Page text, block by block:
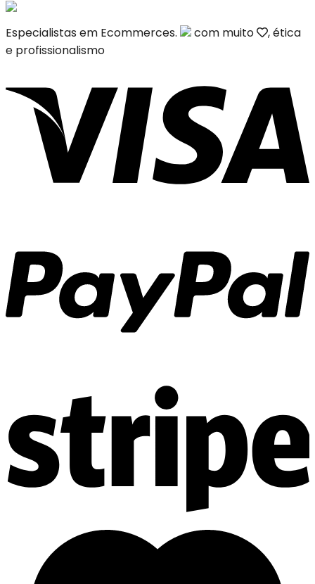
Especialistas em Ecommerces. com muito
, ética
e profissionalismo